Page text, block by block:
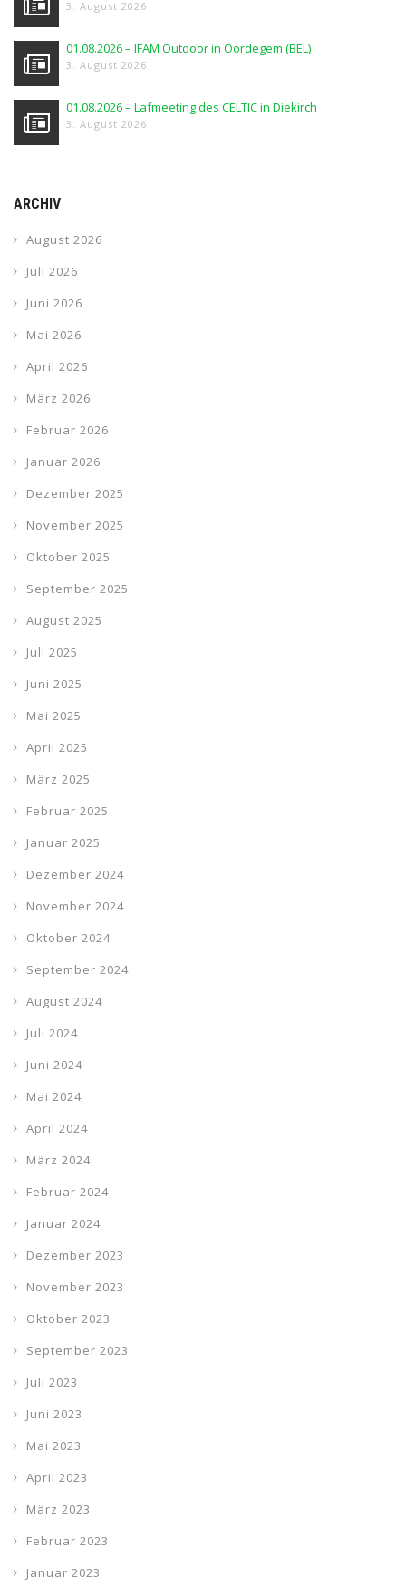
3. August 2026
01.08.2026 – IFAM Outdoor in Oordegem (BEL)
3. August 2026
01.08.2026 – Lafmeeting des CELTIC in Diekirch
3. August 2026
ARCHIV
August 2026
Juli 2026
Juni 2026
Mai 2026
April 2026
März 2026
Februar 2026
Januar 2026
Dezember 2025
November 2025
Oktober 2025
September 2025
August 2025
Juli 2025
Juni 2025
Mai 2025
April 2025
März 2025
Februar 2025
Januar 2025
Dezember 2024
November 2024
Oktober 2024
September 2024
August 2024
Juli 2024
Juni 2024
Mai 2024
April 2024
März 2024
Februar 2024
Januar 2024
Dezember 2023
November 2023
Oktober 2023
September 2023
Juli 2023
Juni 2023
Mai 2023
April 2023
März 2023
Februar 2023
Januar 2023